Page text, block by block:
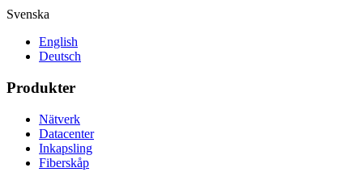
Svenska
English
Deutsch
Produkter
Nätverk
Datacenter
Inkapsling
Fiberskåp